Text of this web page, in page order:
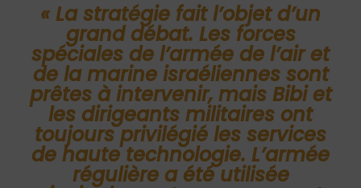
« La stratégie fait l’objet d’un
grand débat. Les forces
spéciales de l’armée de l’air et
de la marine israéliennes sont
prêtes à intervenir, mais Bibi et
les dirigeants militaires ont
toujours privilégié les services
de haute technologie. L’armée
régulière a été utilisée